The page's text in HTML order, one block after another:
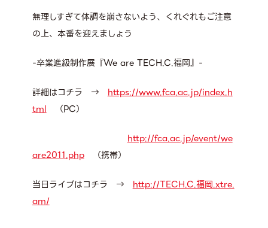
無理しすぎて体調を崩さないよう、くれぐれもご注意
の上、本番を迎えましょう
-卒業進級制作展『We are TECH.C.福岡』-
詳細はコチラ → https://www.fca.ac.jp/index.h
tml （PC）
http://fca.ac.jp/event/we
are2011.php（携帯）
当日ライブはコチラ → http://TECH.C.福岡.xtre.
am/